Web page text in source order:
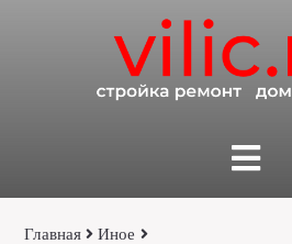
Главная Иное